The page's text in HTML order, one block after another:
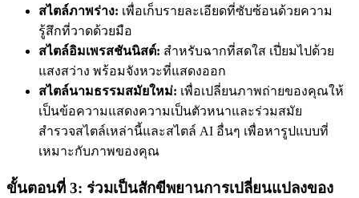
สไตล์ภาพร่าง: เพื่อเก็บรายละเอียดที่ซับซ้อนด้วยความ
รู้สึกที่วาดด้วยมือ
สไตล์อิมเพรสชันนิสต์: สำหรับฉากที่สดใส เปี่ยมไปด้วย
แสงสว่าง พร้อมจังหวะที่แสดงออก
สไตล์นามธรรมสมัยใหม่: เพื่อเปลี่ยนภาพถ่ายของคุณให้
เป็นข้อความแสดงความเป็นตัวหนาและร่วมสมัย
สำรวจสไตล์เหล่านี้และสไตล์ AI อื่นๆ เพื่อหารูปแบบที่
เหมาะกับภาพของคุณ
ขั้นตอนที่ 3: ร่วมเป็นสักขีพยานการเปลี่ยนแปลงของ